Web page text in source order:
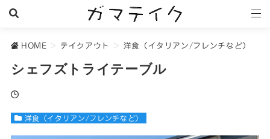
HOME > テイクアウト > 洋食（イタリアン/フレンチなど）
シェフズトライテーブル
洋食（イタリアン/フレンチなど）